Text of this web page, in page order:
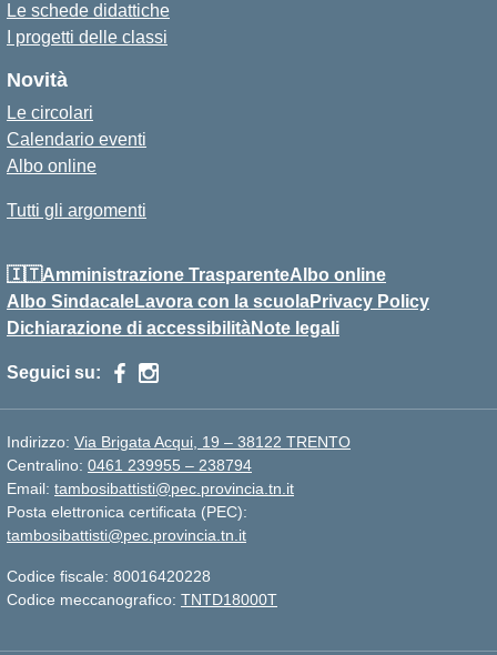
Le schede didattiche
I progetti delle classi
Novità
Le circolari
Calendario eventi
Albo online
Tutti gli argomenti
🇮🇹Amministrazione TrasparenteAlbo online
Albo SindacaleLavora con la scuolaPrivacy Policy
Dichiarazione di accessibilitàNote legali
Seguici su:
Indirizzo: Via Brigata Acqui, 19 – 38122 TRENTO
Centralino: 0461 239955 – 238794
Email: tambosibattisti@pec.provincia.tn.it
Posta elettronica certificata (PEC):
tambosibattisti@pec.provincia.tn.it
Codice fiscale: 80016420228
Codice meccanografico: TNTD18000T